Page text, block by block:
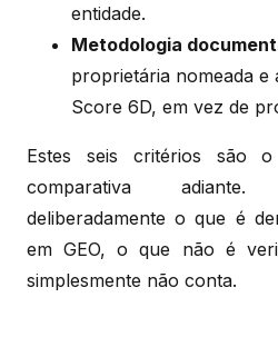
entidade.
Metodologia
proprietária nomeada e
Score 6D, em vez de
Estes seis critérios são
comparativa
deliberadamente o que é
em GEO, o que não é
simplesmente não conta.